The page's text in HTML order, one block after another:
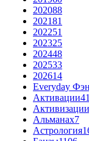
202088
202181
202251
202325
202448
202533
202614
Everyday
Активации41
Активизации
Альманах7
Астрология